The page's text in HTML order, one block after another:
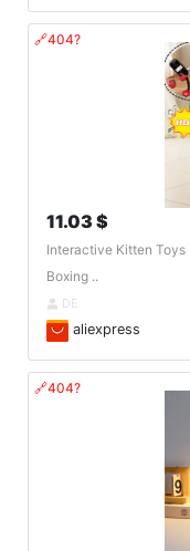
🔗404?
11.03 $
Interactive Kitten Toys
Boxing ..
DE
aliexpress
🔗404?